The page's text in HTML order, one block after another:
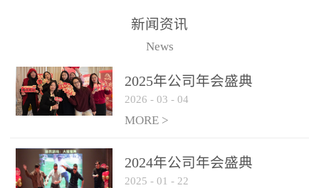
新闻资讯
News
2025年公司年会盛典
2026 - 03 - 04
MORE >
2024年公司年会盛典
2025 - 01 - 22